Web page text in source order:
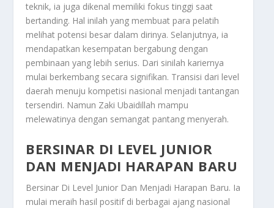
teknik, ia juga dikenal memiliki fokus tinggi saat
bertanding. Hal inilah yang membuat para pelatih
melihat potensi besar dalam dirinya. Selanjutnya, ia
mendapatkan kesempatan bergabung dengan
pembinaan yang lebih serius. Dari sinilah kariernya
mulai berkembang secara signifikan. Transisi dari level
daerah menuju kompetisi nasional menjadi tantangan
tersendiri. Namun Zaki Ubaidillah mampu
melewatinya dengan semangat pantang menyerah.
BERSINAR DI LEVEL JUNIOR
DAN MENJADI HARAPAN BARU
Bersinar Di Level Junior Dan Menjadi Harapan Baru. Ia
mulai meraih hasil positif di berbagai ajang nasional